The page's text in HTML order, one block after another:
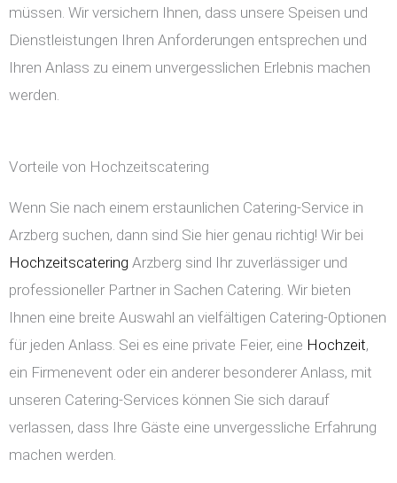
müssen. Wir versichern Ihnen, dass unsere Speisen und
Dienstleistungen Ihren Anforderungen entsprechen und
Ihren Anlass zu einem unvergesslichen Erlebnis machen
werden.
Vorteile von Hochzeitscatering
Wenn Sie nach einem erstaunlichen Catering-Service in
Arzberg suchen, dann sind Sie hier genau richtig! Wir bei
Hochzeitscatering Arzberg sind Ihr zuverlässiger und
professioneller Partner in Sachen Catering. Wir bieten
Ihnen eine breite Auswahl an vielfältigen Catering-Optionen
für jeden Anlass. Sei es eine private Feier, eine Hochzeit,
ein Firmenevent oder ein anderer besonderer Anlass, mit
unseren Catering-Services können Sie sich darauf
verlassen, dass Ihre Gäste eine unvergessliche Erfahrung
machen werden.